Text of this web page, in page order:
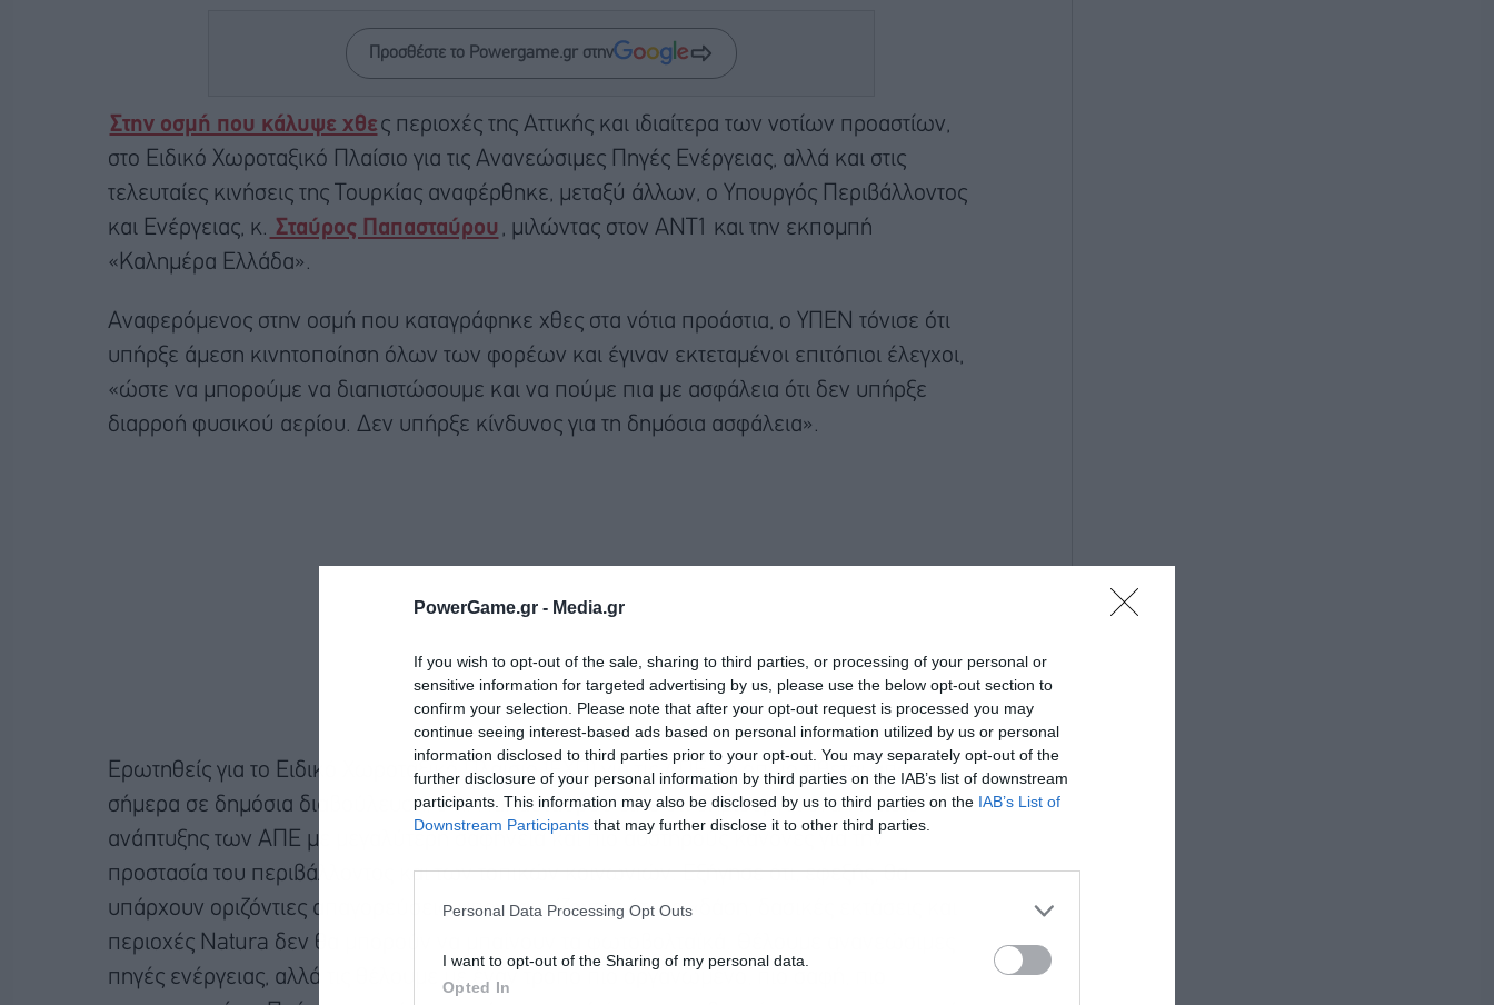
PowerGame.gr - Media.gr
If you wish to opt-out of the sale, sharing to third parties, or processing of your personal or
sensitive information for targeted advertising by us, please use the below opt-out section to
confirm your selection. Please note that after your opt-out request is processed you may
continue seeing interest-based ads based on personal information utilized by us or personal
information disclosed to third parties prior to your opt-out. You may separately opt-out of the
further disclosure of your personal information by third parties on the IAB’s list of downstream
participants. This information may also be disclosed by us to third parties on the IAB’s List of
Downstream Participants that may further disclose it to other third parties.
Personal Data Processing Opt Outs
I want to opt-out of the Sharing of my personal data.
Opted In
Προσθέστε το Powergame.gr στην
Στην οσμή που κάλυψε χθε ς περιοχές της Αττικής και ιδιαίτερα των νοτίων προαστίων,
στο Ειδικό Χωροταξικό Πλαίσιο για τις Ανανεώσιμες Πηγές Ενέργειας, αλλά και στις
τελευταίες κινήσεις της Τουρκίας αναφέρθηκε, μεταξύ άλλων, ο Υπουργός Περιβάλλοντος
και Ενέργειας, κ. Σταύρος Παπασταύρου
, μιλώντας στον AΝΤ1 και την εκπομπή
«Καλημέρα Ελλάδα».
Αναφερόμενος στην οσμή που καταγράφηκε χθες στα νότια προάστια, ο ΥΠΕΝ τόνισε ότι
υπήρξε άμεση κινητοποίηση όλων των φορέων και έγιναν εκτεταμένοι επιτόπιοι έλεγχοι,
«ώστε να μπορούμε να διαπιστώσουμε και να πούμε πια με ασφάλεια ότι δεν υπήρξε
διαρροή φυσικού αερίου. Δεν υπήρξε κίνδυνος για τη δημόσια ασφάλεια».
Ερωτηθείς για το Ειδικό Χωροταξικό Πλαίσιο (ΕΧΠ) για τις ΑΠΕ, το οποίο τίθεται από
σήμερα σε δημόσια διαβούλευση, ο κ. Παπασταύρου είπε ότι δημιουργεί ένα πλαίσιο
ανάπτυξης των ΑΠΕ με μεγαλύτερη σαφήνεια και πιο αυστηρούς κανόνες για την
προστασία του περιβάλλοντος και των τοπικών κοινωνιών. Εξήγησε ότι, εφεξής, θα
υπάρχουν οριζόντιες απαγορεύσεις, υπογραμμίζοντας ότι σε «δάση, δασικές εκτάσεις και
περιοχές Natura δεν θα μπορούν να μπαίνουν τα φωτοβολταϊκά. Θέλουμε ανανεώσιμες
πηγές ενέργειας, αλλά τις θέλουμε με έναν τρόπο πιο οργανωμένο, πιο σαφή, πιο